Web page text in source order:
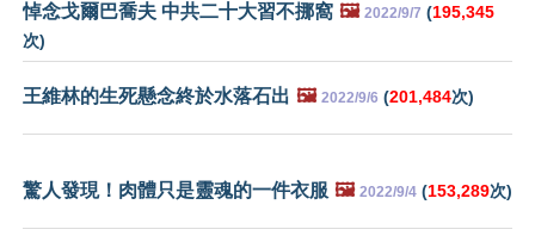
悼念戈爾巴喬夫 中共二十大習不挪窩 🖼️ 2022/9/7 (195,345
次)
王維林的生死懸念終於水落石出 🖼️ 2022/9/6 (201,484次)
驚人發現！肉體只是靈魂的一件衣服 🖼️ 2022/9/4 (153,289次)